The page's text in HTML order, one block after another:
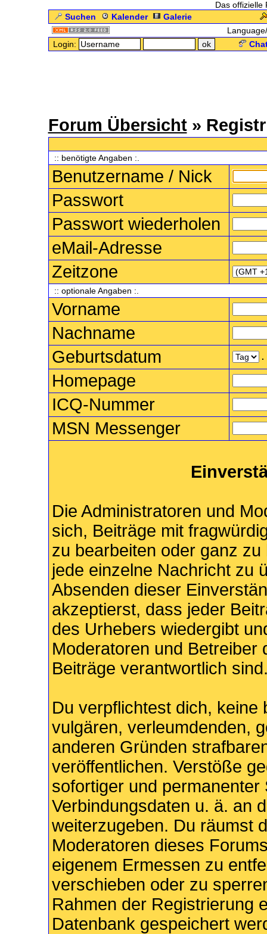
Das offizielle
Suchen
Kalender
Galerie
Login:
Forum Übersicht»
:: benötigte Angaben :.
Benutzername / Nick
Passwort
Passwort wiederholen
eMail-Adresse
Zeitzone
:: optionale Angaben :.
Vorname
Nachname
Geburtsdatum
.
Homepage
ICQ-Nummer
MSN Messenger
Die Administratoren und
sich, Beiträge mit
zu bearbeiten oder ganz
jede einzelne Nachricht zu
Absenden dieser
akzeptierst, dass jeder
des Urhebers wiedergibt
Moderatoren und Betreiber
Beiträge verantwortlich
Du verpflichtest dich, keine
vulgären, verleumdenden,
anderen Gründen
veröffentlichen. Verstöße
sofortiger und
Verbindungsdaten u. ä. an
weiterzugeben. Du räumst
Moderatoren dieses
eigenem Ermessen zu
verschieben oder zu
Rahmen der Registrierung
Datenbank gespeichert